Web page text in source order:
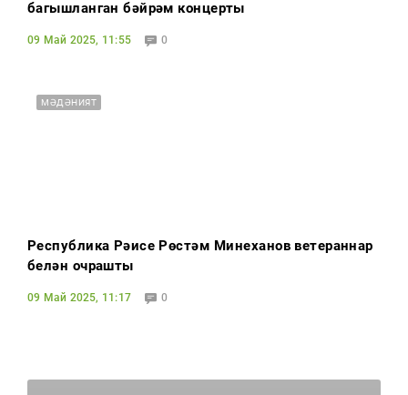
багышланган бәйрәм концерты
09 Май 2025, 11:55 0
МӘДӘНИЯТ
Республика Рәисе Рөстәм Миңнеханов ветераннар
белән очрашты
09 Май 2025, 11:17 0